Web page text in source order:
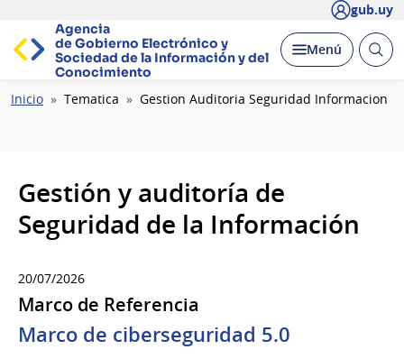
gub.uy
Agencia
de Gobierno Electrónico y
Sociedad de la Información y del
Conocimiento
Desplegar
Menú Abrir
Ruta
Inicio Tematica Gestion Auditoria Seguridad Informacion
Gestión y auditoría de
Seguridad de la Información
20/07/2026
Marco de Referencia
Marco de ciberseguridad 5.0